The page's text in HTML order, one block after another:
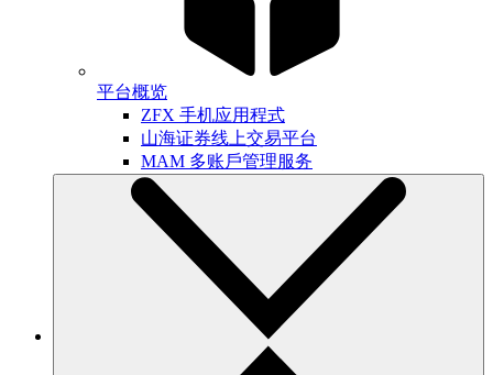
平台概览
ZFX 手机应用程式
山海证券线上交易平台
MAM 多账戶管理服务